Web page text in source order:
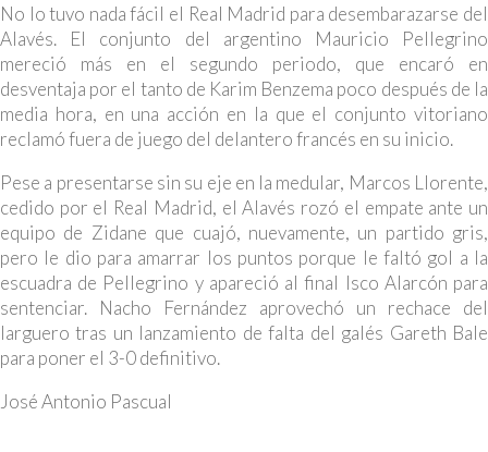
No lo tuvo nada fácil el Real Madrid para desembarazarse del
Alavés. El conjunto del argentino Mauricio Pellegrino
mereció más en el segundo periodo, que encaró en
desventaja por el tanto de Karim Benzema poco después de la
media hora, en una acción en la que el conjunto vitoriano
reclamó fuera de juego del delantero francés en su inicio.
Pese a presentarse sin su eje en la medular, Marcos Llorente,
cedido por el Real Madrid, el Alavés rozó el empate ante un
equipo de Zidane que cuajó, nuevamente, un partido gris,
pero le dio para amarrar los puntos porque le faltó gol a la
escuadra de Pellegrino y apareció al final Isco Alarcón para
sentenciar. Nacho Fernández aprovechó un rechace del
larguero tras un lanzamiento de falta del galés Gareth Bale
para poner el 3-0 definitivo.
José Antonio Pascual